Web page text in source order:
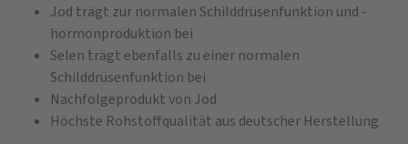
Jod trägt zur normalen Schilddrüsenfunktion und -
hormonproduktion bei
Selen trägt ebenfalls zu einer normalen
Schilddrüsenfunktion bei
Nachfolgeprodukt von Jod
Höchste Rohstoffqualität aus deutscher Herstellung